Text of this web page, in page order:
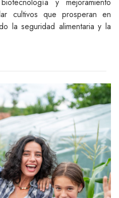
cultivos que prosperan en
la seguridad alimentaria y la